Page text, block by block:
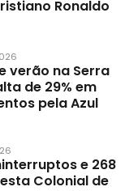
Ronaldo
verão na Serra
de 29% em
pela Azul
e 268
Colonial de